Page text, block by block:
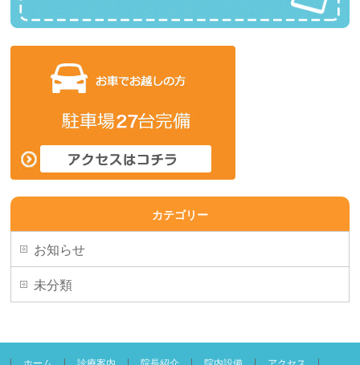
カテゴリー
お知らせ
未分類